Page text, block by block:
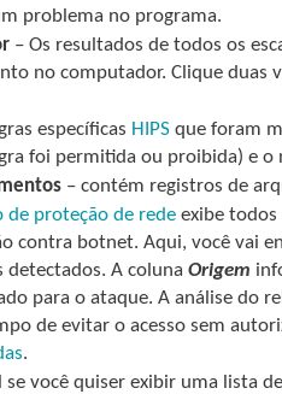
problema no programa.
– Os resultados de todos os
no computador. Clique duas
específicas HIPS que foram
foi permitida ou proibida) e o
– contém registros de
de proteção de rede exibe
contra botnet. Aqui, você vai
detectados. A colunaOrigem
para o ataque. A análise do
de evitar o acesso sem
.
se você quiser exibir uma lista